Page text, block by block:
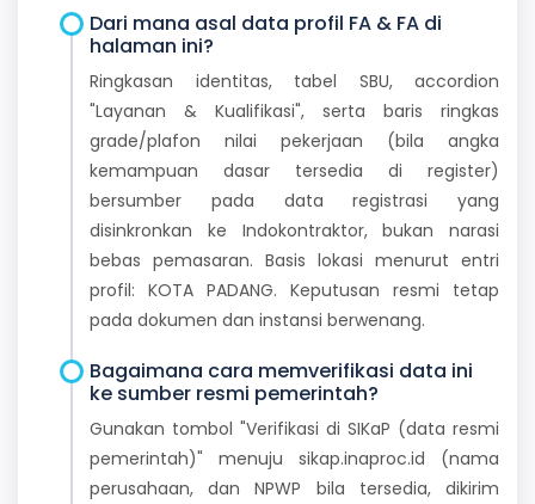
Dari mana asal data profil FA & FA di
halaman ini?
Ringkasan identitas, tabel SBU, accordion
"Layanan & Kualifikasi", serta baris ringkas
grade/plafon nilai pekerjaan (bila angka
kemampuan dasar tersedia di register)
bersumber pada data registrasi yang
disinkronkan ke Indokontraktor, bukan narasi
bebas pemasaran. Basis lokasi menurut entri
profil: KOTA PADANG. Keputusan resmi tetap
pada dokumen dan instansi berwenang.
Bagaimana cara memverifikasi data ini
ke sumber resmi pemerintah?
Gunakan tombol "Verifikasi di SIKaP (data resmi
pemerintah)" menuju sikap.inaproc.id (nama
perusahaan, dan NPWP bila tersedia, dikirim